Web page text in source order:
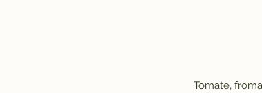
Tomate,